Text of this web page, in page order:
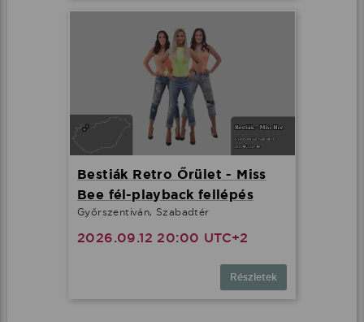
Bestiák Retro Őrület - Miss
Bee fél-playback fellépés
Győrszentiván, Szabadtér
2026.09.12 20:00 UTC+2
Részletek